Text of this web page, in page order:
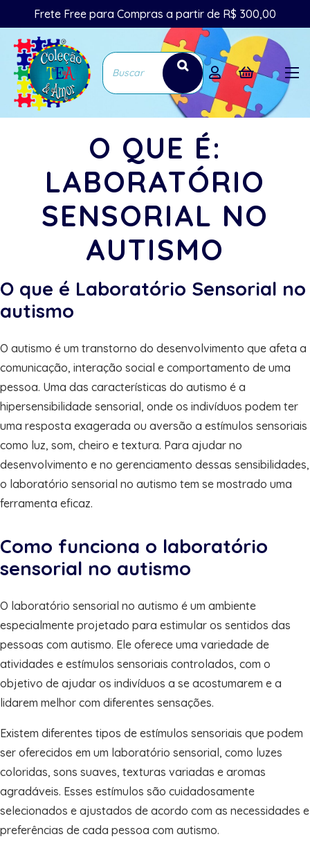
Frete Free para Compras a partir de R$ 300,00
O QUE É:
LABORATÓRIO
SENSORIAL NO
AUTISMO
O que é Laboratório Sensorial no
autismo
O autismo é um transtorno do desenvolvimento que afeta a
comunicação, interação social e comportamento de uma
pessoa. Uma das características do autismo é a
hipersensibilidade sensorial, onde os indivíduos podem ter
uma resposta exagerada ou aversão a estímulos sensoriais
como luz, som, cheiro e textura. Para ajudar no
desenvolvimento e no gerenciamento dessas sensibilidades,
o laboratório sensorial no autismo tem se mostrado uma
ferramenta eficaz.
Como funciona o laboratório
sensorial no autismo
O laboratório sensorial no autismo é um ambiente
especialmente projetado para estimular os sentidos das
pessoas com autismo. Ele oferece uma variedade de
atividades e estímulos sensoriais controlados, com o
objetivo de ajudar os indivíduos a se acostumarem e a
lidarem melhor com diferentes sensações.
Existem diferentes tipos de estímulos sensoriais que podem
ser oferecidos em um laboratório sensorial, como luzes
coloridas, sons suaves, texturas variadas e aromas
agradáveis. Esses estímulos são cuidadosamente
selecionados e ajustados de acordo com as necessidades e
preferências de cada pessoa com autismo.